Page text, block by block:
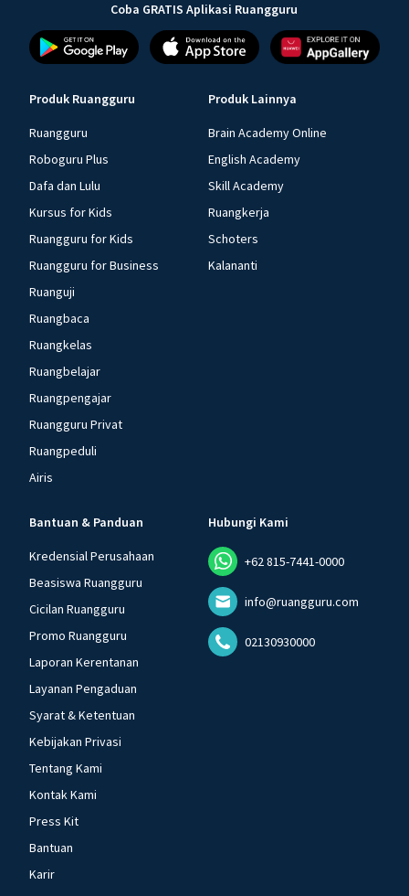
Coba GRATIS Aplikasi Ruangguru
Produk Ruangguru
Ruangguru
Roboguru Plus
Dafa dan Lulu
Kursus for Kids
Ruangguru for Kids
Ruangguru for Business
Ruanguji
Ruangbaca
Ruangkelas
Ruangbelajar
Ruangpengajar
Ruangguru Privat
Ruangpeduli
Airis
Produk Lainnya
Brain Academy Online
English Academy
Skill Academy
Ruangkerja
Schoters
Kalananti
Bantuan & Panduan
Kredensial Perusahaan
Beasiswa Ruangguru
Cicilan Ruangguru
Promo Ruangguru
Laporan Kerentanan
Layanan Pengaduan
Syarat & Ketentuan
Kebijakan Privasi
Tentang Kami
Kontak Kami
Press Kit
Bantuan
Karir
Hubungi Kami
+62 815-7441-0000
info@ruangguru.com
02130930000